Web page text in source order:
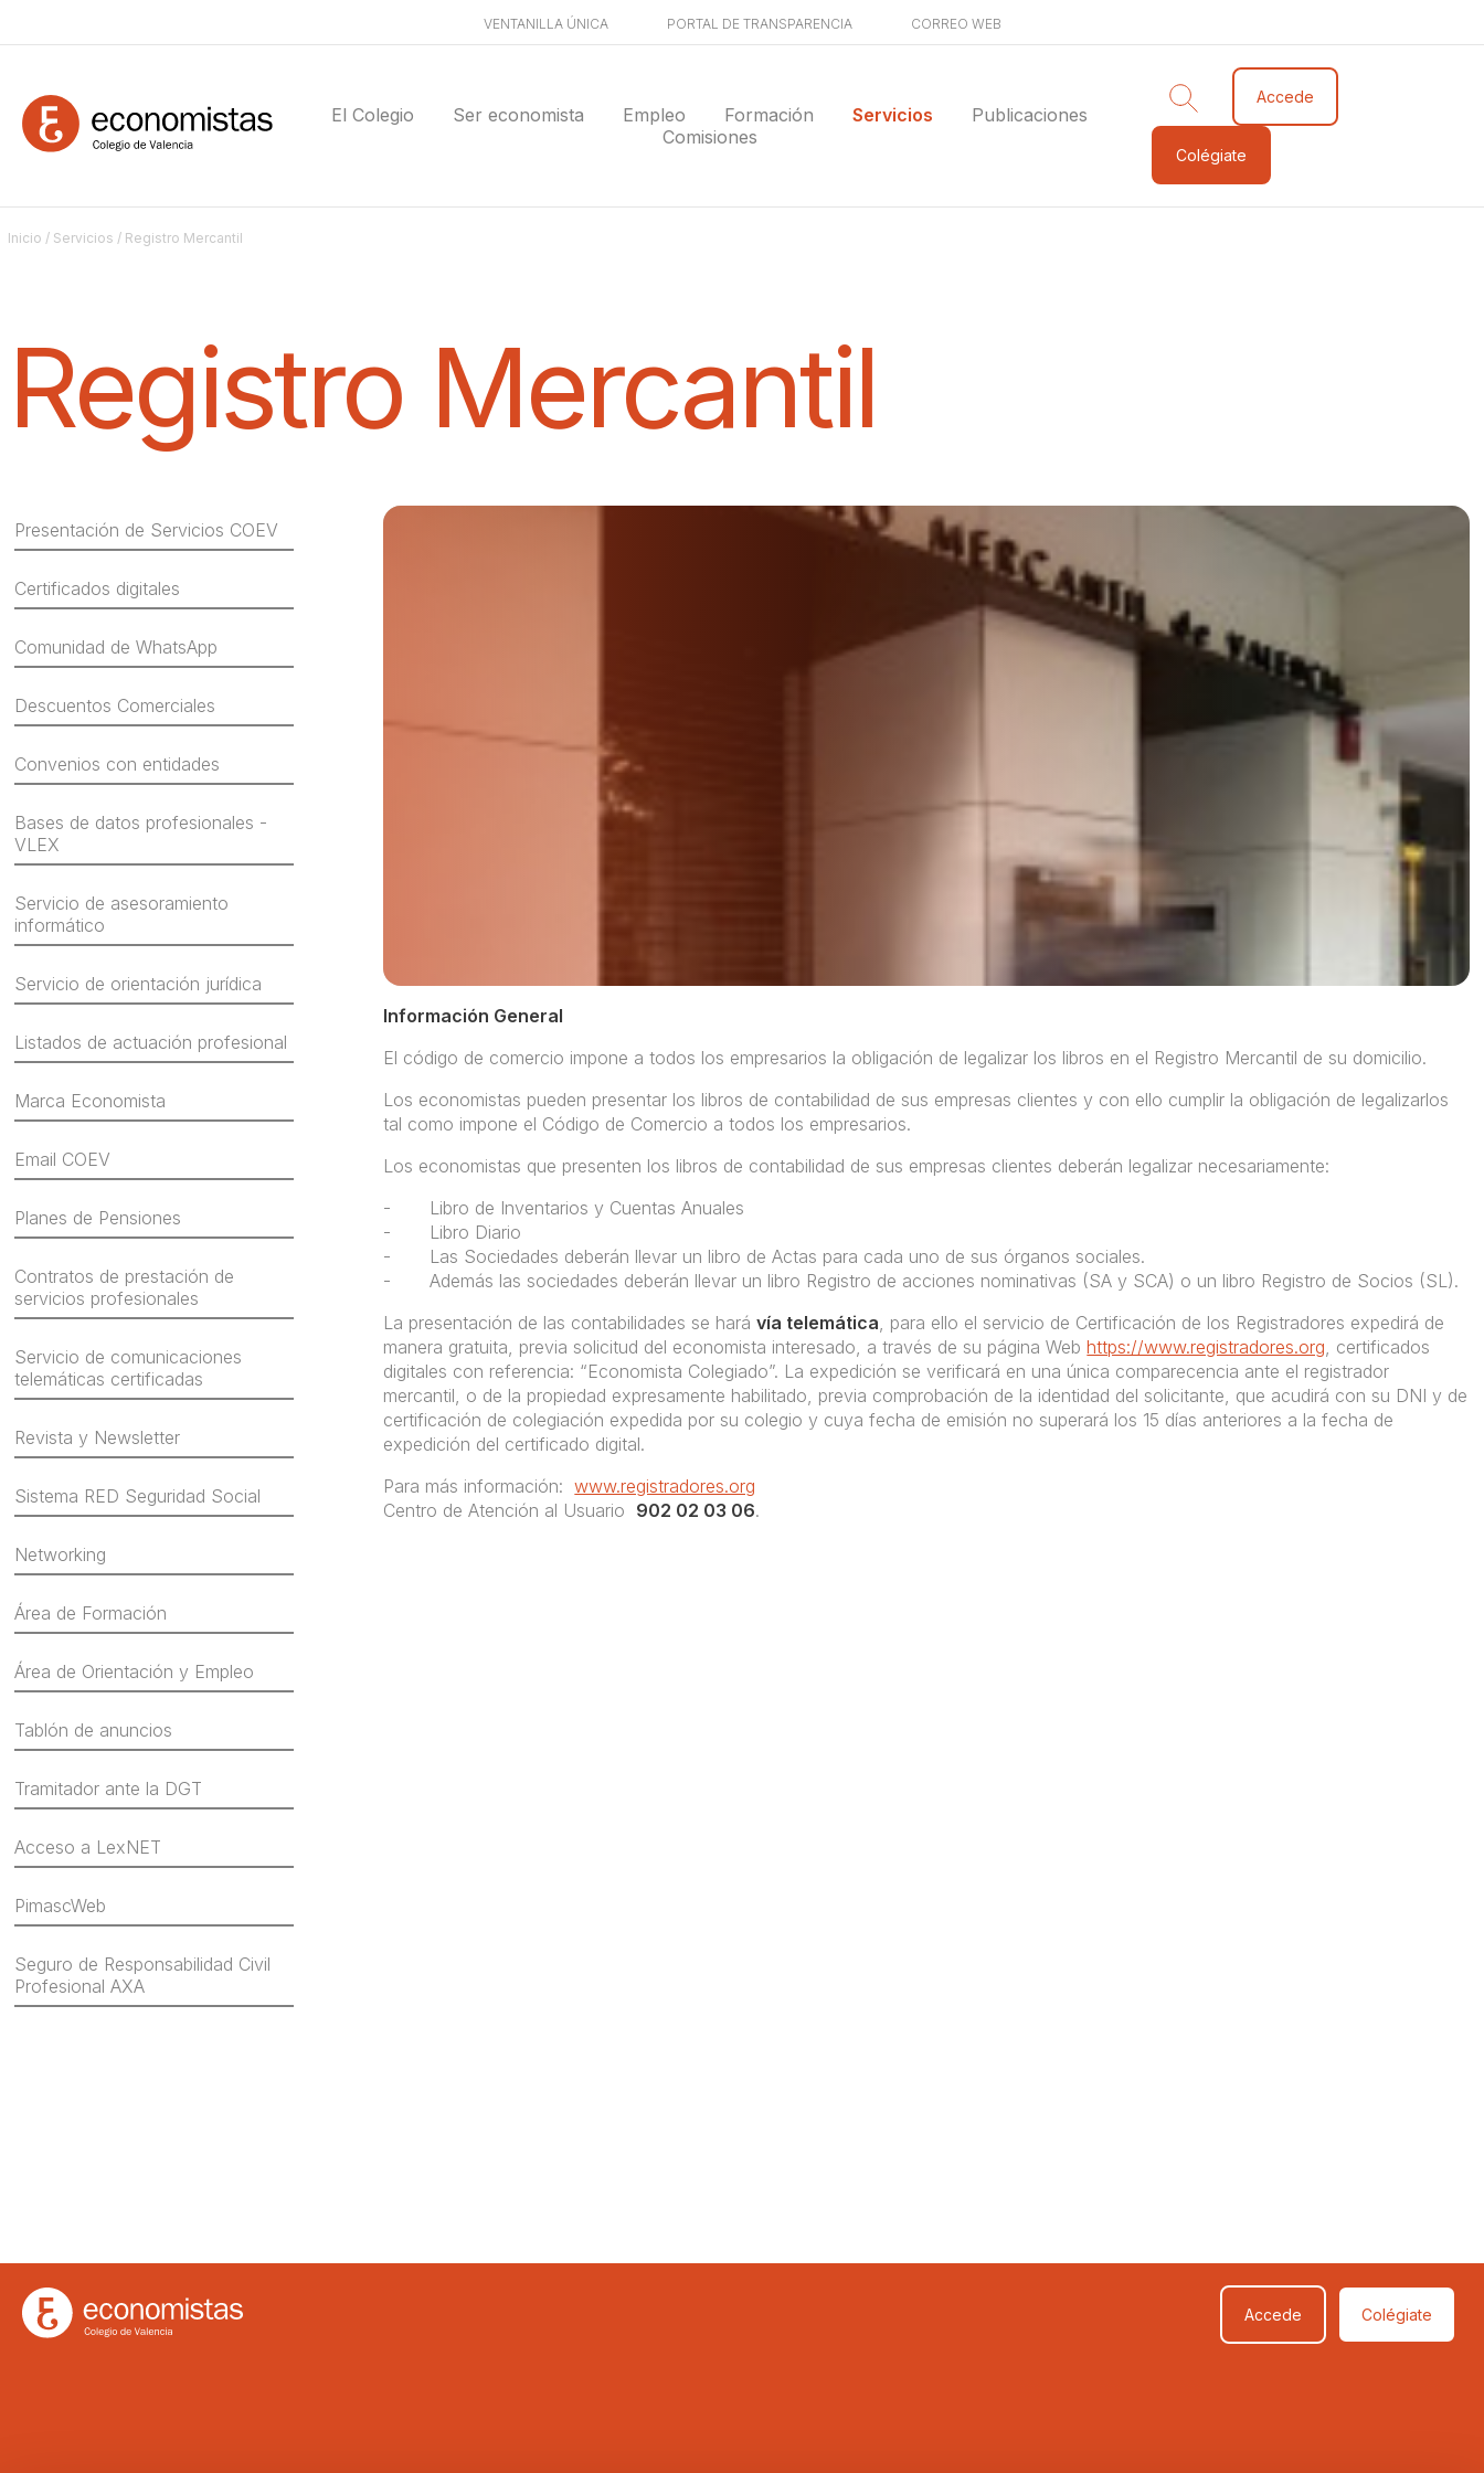
VENTANILLA ÚNICA PORTAL DE TRANSPARENCIA CORREO WEB
El Colegio Ser economista Empleo Formación Servicios
Publicaciones
Comisiones
Accede
Colégiate
Inicio / Servicios / Registro Mercantil
Registro Mercantil
Presentación de Servicios COEV
Certificados digitales
Comunidad de WhatsApp
Descuentos Comerciales
Convenios con entidades
Bases de datos profesionales -
VLEX
Servicio de asesoramiento
informático
Servicio de orientación jurídica
Listados de actuación profesional
Marca Economista
Email COEV
Planes de Pensiones
Contratos de prestación de
servicios profesionales
Servicio de comunicaciones
telemáticas certificadas
Revista y Newsletter
Sistema RED Seguridad Social
Networking
Área de Formación
Área de Orientación y Empleo
Tablón de anuncios
Tramitador ante la DGT
Acceso a LexNET
PimascWeb
Seguro de Responsabilidad Civil
Profesional AXA
Información General
El código de comercio impone a todos los empresarios la obligación de legalizar los libros en el Registro Mercantil de su domicilio.
Los economistas pueden presentar los libros de contabilidad de sus empresas clientes y con ello cumplir la obligación de legalizarlos
tal como impone el Código de Comercio a todos los empresarios.
Los economistas que presenten los libros de contabilidad de sus empresas clientes deberán legalizar necesariamente:
- Libro de Inventarios y Cuentas Anuales
- Libro Diario
- Las Sociedades deberán llevar un libro de Actas para cada uno de sus órganos sociales.
- Además las sociedades deberán llevar un libro Registro de acciones nominativas (SA y SCA) o un libro Registro de Socios (SL).
La presentación de las contabilidades se harávía telemática, para ello el servicio de Certificación de los Registradores expedirá de
manera gratuita, previa solicitud del economista interesado, a través de su página Webhttps://www.registradores.org, certificados
digitales con referencia: “Economista Colegiado”. La expedición se verificará en una única comparecencia ante el registrador
mercantil, o de la propiedad expresamente habilitado, previa comprobación de la identidad del solicitante, que acudirá con su DNI y de
certificación de colegiación expedida por su colegio y cuya fecha de emisión no superará los 15 días anteriores a la fecha de
expedición del certificado digital.
Para más información:www.registradores.org
Centro de Atención al Usuario 902 02 03 06.
Accede Colégiate